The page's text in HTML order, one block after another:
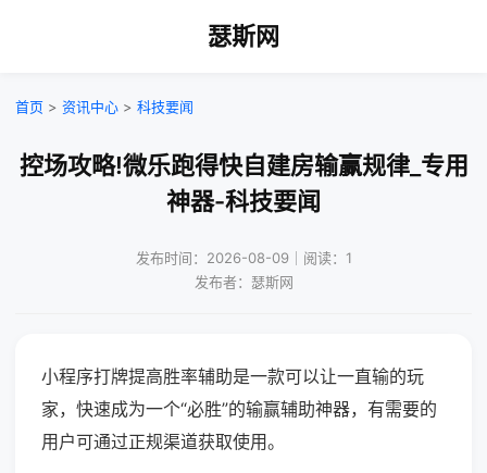
瑟斯网
首页 > 资讯中心 > 科技要闻
控场攻略!微乐跑得快自建房输赢规律_专用
神器-科技要闻
发布时间：2026-08-09｜阅读：1
发布者：瑟斯网
小程序打牌提高胜率辅助是一款可以让一直输的玩
家，快速成为一个“必胜”的输赢辅助神器，有需要的
用户可通过正规渠道获取使用。